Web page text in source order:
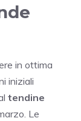
in ottima
iniziali
tendine
Le